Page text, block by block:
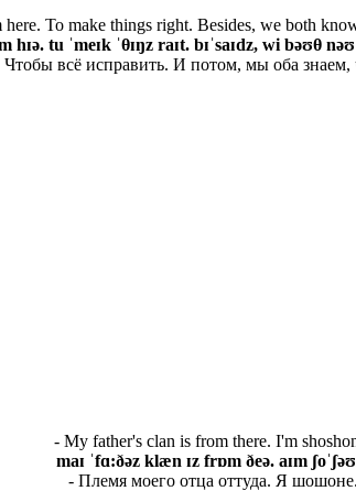
To make things right. Besides, we both
hɪə. tu ˈmeɪk ˈθɪŋz raɪt. bɪˈsaɪdz, wi bəʊθ nəʊ
всё исправить. И потом, мы оба
- My father's clan is from there. I'm
maɪ ˈfɑ:ðəz klæn ɪz frɒm ðeə. aɪm
- Племя моего отца оттуда. Я шошоне.